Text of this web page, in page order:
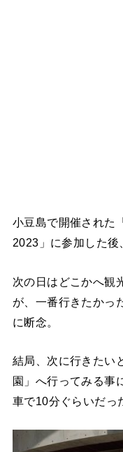
小豆島で開催された
2023」に参加した後
次の日はどこかへ観
が、一番行きたかっ
に断念。
結局、次に行きたい
園」へ行ってみる事
車で10分ぐらいだっ